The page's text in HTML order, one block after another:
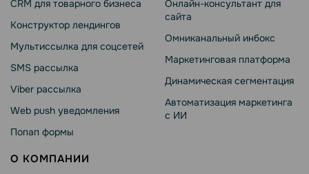
CRM для товарного бизнеса
Конструктор лендингов
Мультиссылка для соцсетей
SMS рассылка
Viber рассылка
Web push уведомления
Попап формы
Онлайн-консультант для
сайта
Омниканальный инбокс
Маркетинговая платформа
Динамическая сегментация
Автоматизация маркетинга
с ИИ
О КОМПАНИИ